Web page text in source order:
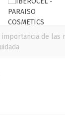
importancia de las